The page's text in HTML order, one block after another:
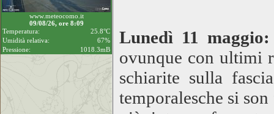
www.meteocomo.it
09/08/26, ore 8:09
Temperatura:
25.8°C
Umidità relativa:
67%
Pressione:
1018.3mB
Lunedì 11 maggio:
ovunque con ultimi
schiarite sulla
temporalesche si